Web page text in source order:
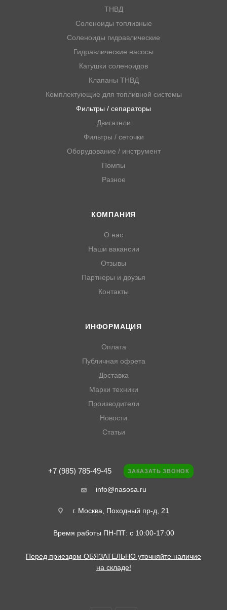
ТНВД
Соленоиды топливные
Соленоиды гидравлические
Гидравлические насосы
Катушки соленоидов
Клапаны ТНВД
Комплектующие для топливной системы
Фильтры / сепараторы
Двигатели
Фильтры / сеточки
Оборудование / инструмент
Помпы
Разное
КОМПАНИЯ
О нас
Наши вакансии
Отзывы
Партнеры и друзья
Контакты
ИНФОРМАЦИЯ
Оплата
Публичная офрета
Доставка
Марки техники
Производители
Новости
Статьи
+7 (985) 785-49-45 ЗАКАЗАТЬ ЗВОНОК
info@nasosa.ru
г. Москва, Походный пр-д, 21
Время работы ПН-ПТ: с 10:00-17:00
Перед приездом ОБЯЗАТЕЛЬНО уточняйте наличие
на складе!